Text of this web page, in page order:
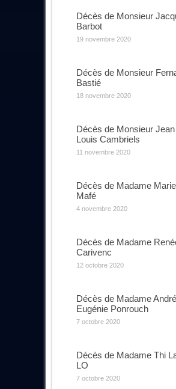
Décès de Monsieur
Barbot
19 novembre 2020
Décès de Monsieur
Bastié
18 novembre 2020
Décès de Monsieur Jean
Louis Cambriels
11 novembre 2020
Décès de Madame Marie
Mafé
4 novembre 2020
Décès de Madame
Carivenc
12 octobre 2020
Décès de Madame
Eugénie Ponrouch
7 octobre 2020
Décès de Madame Thi
LO
7 octobre 2020